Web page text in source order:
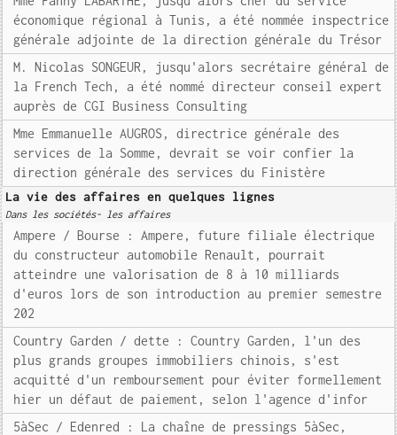
économique régional à Tunis, a été nommée inspectrice
générale adjointe de la direction générale du Trésor
M. Nicolas SONGEUR, jusqu'alors secrétaire général de
la French Tech, a été nommé directeur conseil expert
auprès de CGI Business Consulting
Mme Emmanuelle AUGROS, directrice générale des
services de la Somme, devrait se voir confier la
direction générale des services du Finistère
La vie des affaires en quelques lignes
Dans les sociétés- les affaires
Ampere / Bourse : Ampere, future filiale électrique
du constructeur automobile Renault, pourrait
atteindre une valorisation de 8 à 10 milliards
d'euros lors de son introduction au premier semestre
202
Country Garden / dette : Country Garden, l'un des
plus grands groupes immobiliers chinois, s'est
acquitté d'un remboursement pour éviter formellement
hier un défaut de paiement, selon l'agence d'infor
5àSec / Edenred : La chaîne de pressings 5àSec,